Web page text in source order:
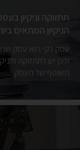
תחזוקה וניקיון
הניקיון המתאים
עסק נקי הוא עסק
ולכן יש לתחזוקה
השוטף של העסק. …